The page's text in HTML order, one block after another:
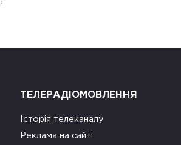
ТЕЛЕРАДІОМОВЛЕННЯ
Історія телеканалу
Реклама на сайті